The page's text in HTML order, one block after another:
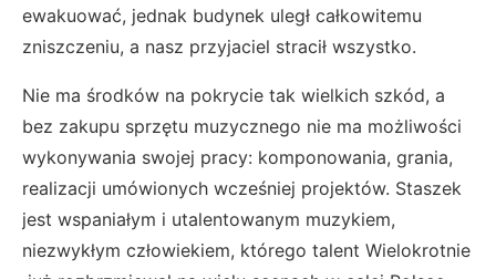
ewakuować, jednak budynek uległ całkowitemu
zniszczeniu, a nasz przyjaciel stracił wszystko.
Nie ma środków na pokrycie tak wielkich szkód, a
bez zakupu sprzętu muzycznego nie ma możliwości
wykonywania swojej pracy: komponowania, grania,
realizacji umówionych wcześniej projektów. Staszek
jest wspaniałym i utalentowanym muzykiem,
niezwykłym człowiekiem, którego talent Wielokrotnie